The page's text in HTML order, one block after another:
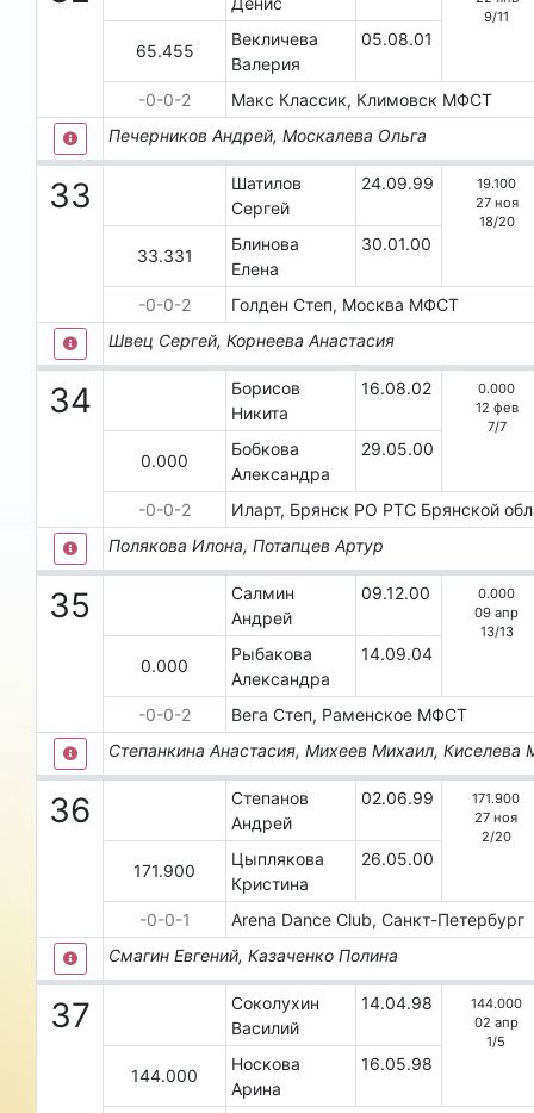
9/11
65.455
Векличева
Валерия
05.08.01
-0-0-2 Макс Классик, Климовск МФСТ
Печерников Андрей, Москалева Ольга
33
Шатилов
Сергей
24.09.99
19.100
27 ноя
18/20
33.331
Блинова
Елена
30.01.00
-0-0-2 Голден Степ, Москва МФСТ
Швец Сергей, Корнеева Анастасия
34
Борисов
Никита
16.08.02
0.000
12 фев
7/7
0.000
Бобкова
Александра
29.05.00
-0-0-2 Иларт, Брянск РО РТС Брянской
Полякова Илона, Потапцев Артур
35
Салмин
Андрей
09.12.00
0.000
09 апр
13/13
0.000
Рыбакова
Александра
14.09.04
-0-0-2 Вега Степ, Раменское МФСТ
Степанкина Анастасия, Михеев Михаил, Киселева
36
Степанов
Андрей
02.06.99
171.900
27 ноя
2/20
171.900
Цыплякова
Кристина
26.05.00
-0-0-1
Аrеnа Dаnсе Сlub, Санкт-Петербург
Смагин Евгений, Казаченко Полина
37
Соколухин
Василий
14.04.98
144.000
02 апр
1/5
144.000
Носкова
Арина
16.05.98